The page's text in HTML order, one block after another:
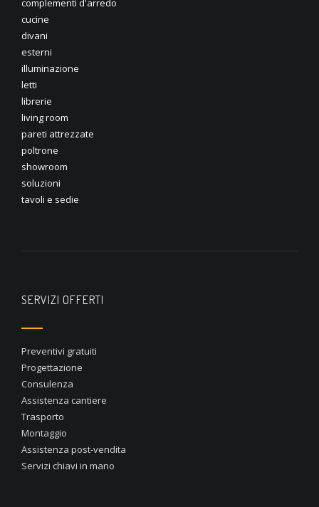
complementi d'arredo
cucine
divani
esterni
illuminazione
letti
librerie
living room
pareti attrezzate
poltrone
showroom
soluzioni
tavoli e sedie
SERVIZI OFFERTI
Preventivi gratuiti
Progettazione
Consulenza
Assistenza cantiere
Trasporto
Montaggio
Assistenza post-vendita
Servizi chiavi in mano